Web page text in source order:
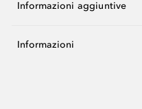
Informazioni aggiuntive
Informazioni